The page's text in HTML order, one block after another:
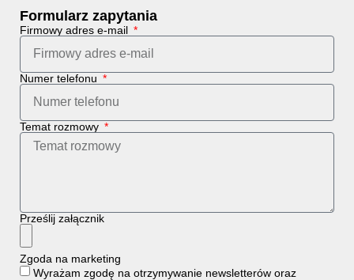
Formularz zapytania
Firmowy adres e-mail
Numer telefonu
Temat rozmowy
Prześlij załącznik
Zgoda na marketing
Wyrażam zgodę na otrzymywanie newsletterów oraz